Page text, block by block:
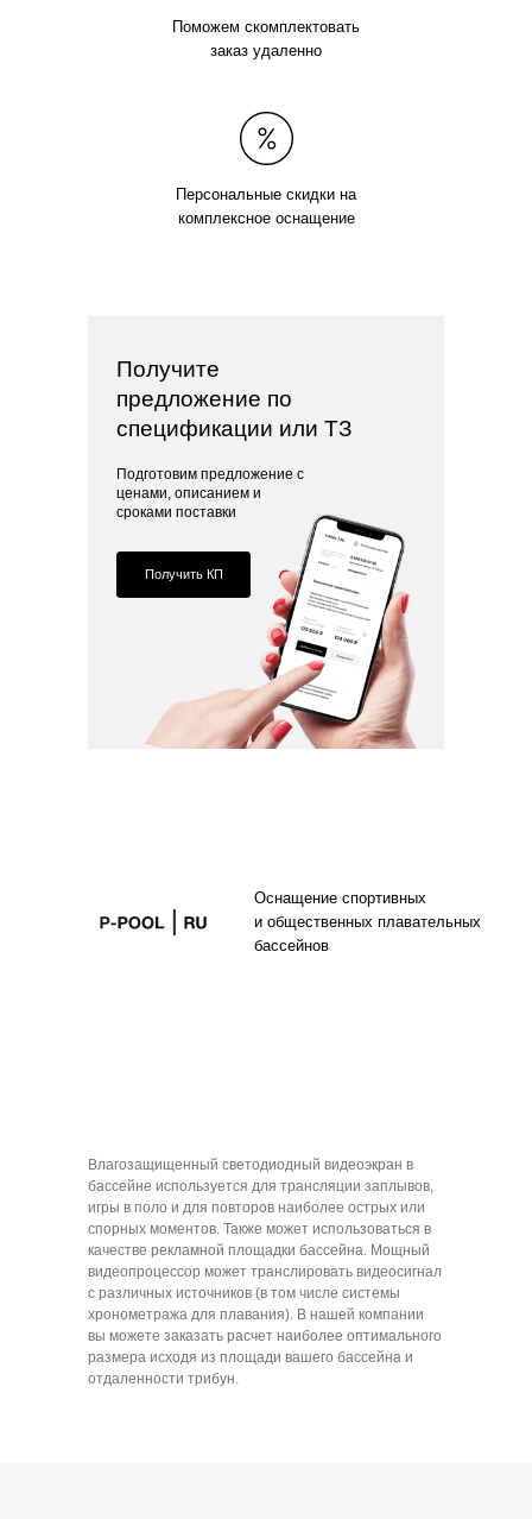
Поможем скомплектовать
заказ удаленно
Персональные скидки на
комплексное оснащение
Подготовим предложение с
ценами, описанием и
сроками поставки
Получить КП
Получите
предложение по
спецификации или ТЗ
Оснащение спортивных
и общественных плавательных
бассейнов
Влагозащищенный светодиодный видеоэкран в
бассейне используется для трансляции заплывов,
игры в поло и для повторов наиболее острых или
спорных моментов. Также может использоваться в
качестве рекламной площадки бассейна. Мощный
видеопроцессор может транслировать видеосигнал
с различных источников (в том числе системы
хронометража для плавания). В нашей компании
вы можете заказать расчет наиболее оптимального
размера исходя из площади вашего бассейна и
отдаленности трибун.